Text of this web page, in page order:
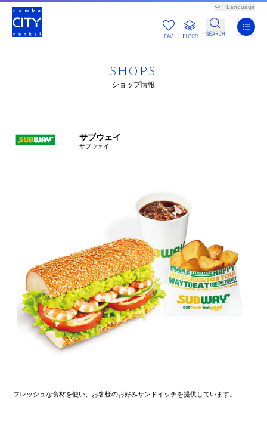
Language
SHOPS
ショップ情報
サブウェイ
サブウェイ
フレッシュな食材を使い、お客様のお好みサンドイッチを提供しています。